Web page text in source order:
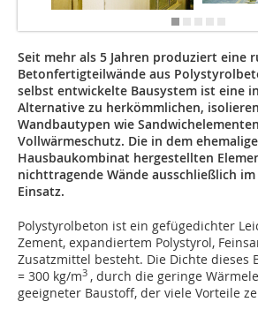
Seit mehr als 5 Jahren produziert eine
Betonfertigteilwände aus
selbst entwickelte Bausystem ist eine
Alternative zu herkömmlichen,
Wandbautypen wie
Vollwärmeschutz. Die in dem
Hausbaukombinat hergestellten
nichttragende Wände ausschließlich
Einsatz.
Polystyrolbeton ist ein gefügedichter
Zement, expandiertem Polystyrol,
Zusatzmittel besteht. Die Dichte dieses
= 300 kg/m3 , durch die geringe
geeigneter Baustoff, der viele Vorteile